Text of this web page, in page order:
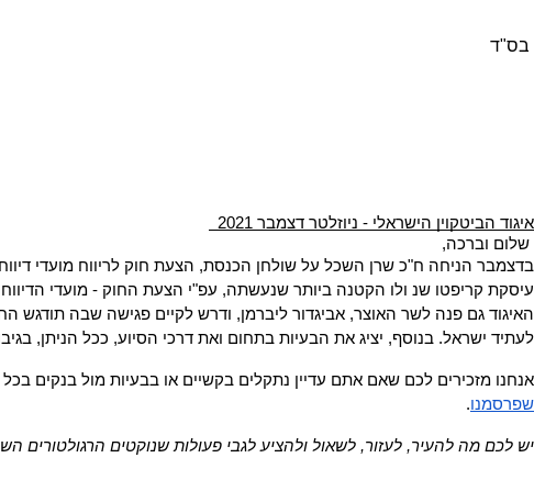
בס"ד
איגוד הביטקוין הישראלי - ניוזלטר דצמבר 2021
עיסקת קריפטו שנ ולו הקטנה ביותר שנעשתה, עפ"י הצעת החוק - מועדי
לעתיד ישראל. בנוסף, יציג את הבעיות בתחום ואת דרכי הסיוע, ככל הניתן,
אנחנו מזכירים לכם שאם אתם עדיין נתקלים בקשיים או בבעיות מול בנקים
שפרסמנו
יש לכם מה להעיר, לעזור, לשאול ולהציע לגבי פעולות שנוקטים הרגולטורים